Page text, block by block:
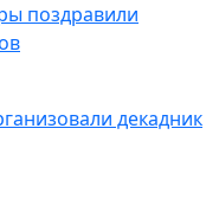
поздравили
декадник